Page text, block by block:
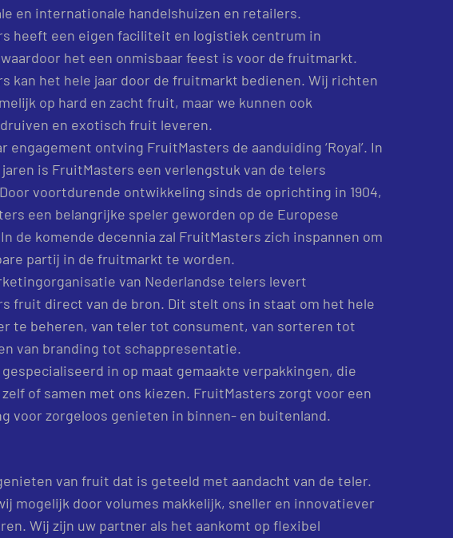
en internationale handelshuizen en retailers.
heeft een eigen faciliteit en logistiek centrum in
het een onmisbaar feest is voor de fruitmarkt.
kan het hele jaar door de fruitmarkt bedienen. Wij richten
op hard en zacht fruit, maar we kunnen ook
en exotisch fruit leveren.
engagement ontving FruitMasters de aanduiding ‘Royal’. In
is FruitMasters een verlengstuk van de telers
voortdurende ontwikkeling sinds de oprichting in 1904,
een belangrijke speler geworden op de Europese
de komende decennia zal FruitMasters zich inspannen om
partij in de fruitmarkt te worden.
van Nederlandse telers levert
fruit direct van de bron. Dit stelt ons in staat om het hele
te beheren, van teler tot consument, van sorteren tot
van branding tot schappresentatie.
gespecialiseerd in op maat gemaakte verpakkingen, die
of samen met ons kiezen. FruitMasters zorgt voor een
voor zorgeloos genieten in binnen- en buitenland.
van fruit dat is geteeld met aandacht van de teler.
mogelijk door volumes makkelijk, sneller en innovatiever
Wij zijn uw partner als het aankomt op flexibel